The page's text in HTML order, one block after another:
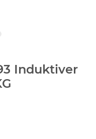
Induktiver